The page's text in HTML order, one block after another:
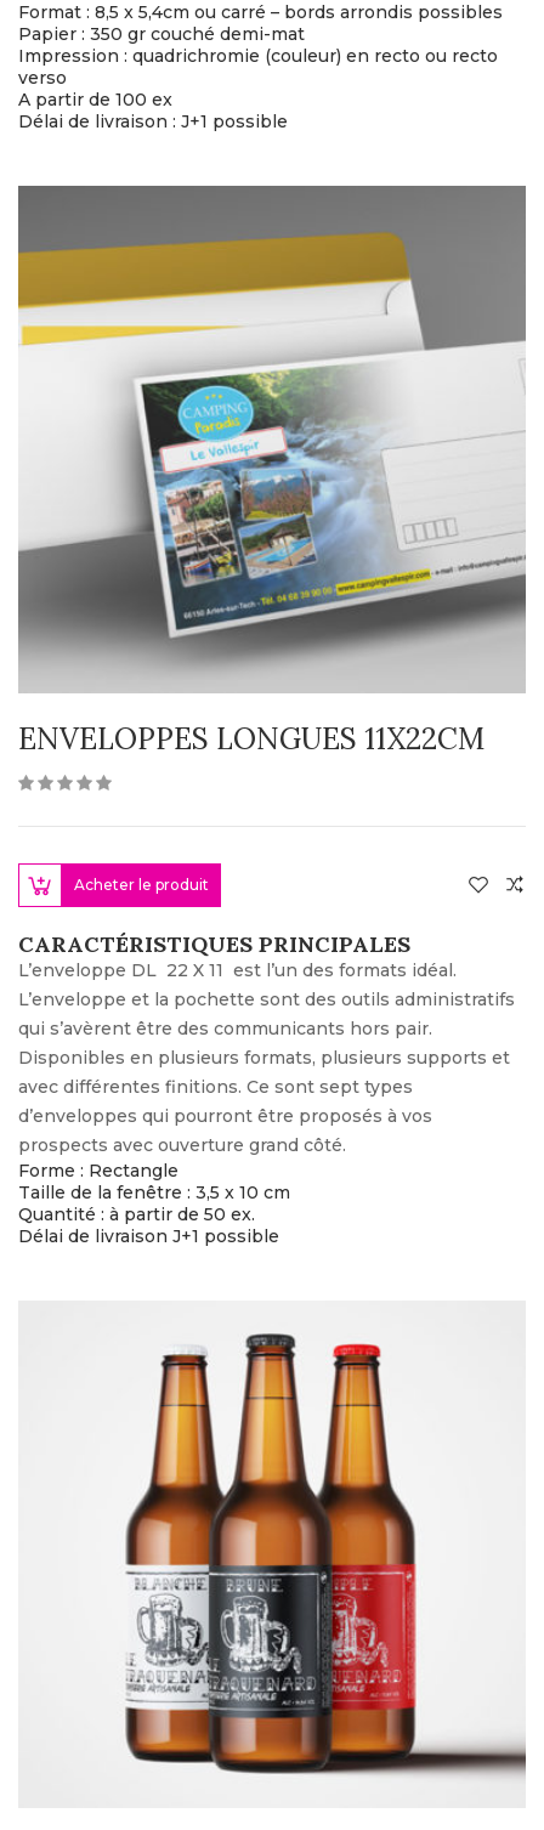
Format : 8,5 x 5,4cm ou carré – bords arrondis possibles
Papier : 350 gr couché demi-mat
Impression : quadrichromie (couleur) en recto ou recto
verso
A partir de 100 ex
Délai de livraison : J+1 possible
ENVELOPPES LONGUES 11X22CM
Acheter le produit
CARACTÉRISTIQUES PRINCIPALES
L’enveloppe DL 22 X 11 est l’un des formats idéal.
L’enveloppe et la pochette sont des outils administratifs
qui s’avèrent être des communicants hors pair.
Disponibles en plusieurs formats, plusieurs supports et
avec différentes finitions. Ce sont sept types
d’enveloppes qui pourront être proposés à vos
prospects avec ouverture grand côté.
Forme : Rectangle
Taille de la fenêtre : 3,5 x 10 cm
Quantité : à partir de 50 ex.
Délai de livraison J+1 possible